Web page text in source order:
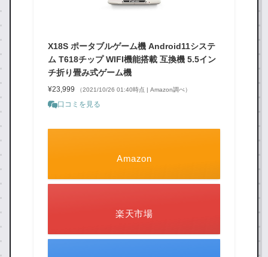
X18S ポータブルゲーム機 Android11システ
ム T618チップ WIFI機能搭載 互換機 5.5イン
チ折り畳み式ゲーム機
¥23,999 （2021/10/26 01:40時点 | Amazon調べ）
口コミを見る
Amazon
楽天市場